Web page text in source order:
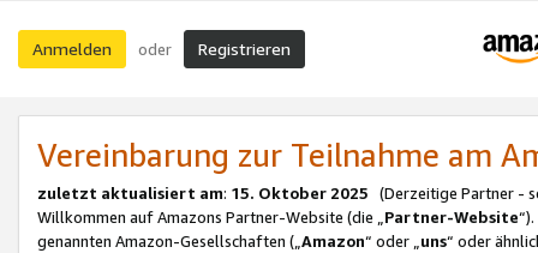
Anmelden oder Registrieren
Vereinbarung zur Teilnahme am
zuletzt aktualisiert am: 15. Oktober 2025 (Derzeitige Partner -
Willkommen auf Amazons Partner-Website (die „Partner-Website
genannten Amazon-Gesellschaften („Amazon“ oder „uns“ oder